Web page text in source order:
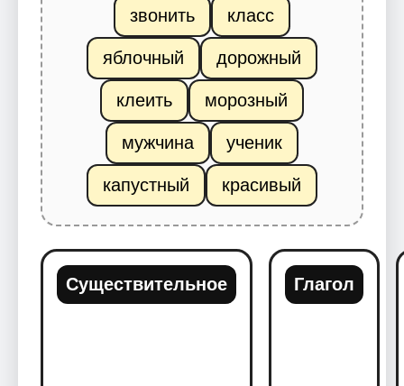
звонить класс
яблочный дорожный
клеить морозный
мужчина ученик
капустный красивый
Существительное Глагол